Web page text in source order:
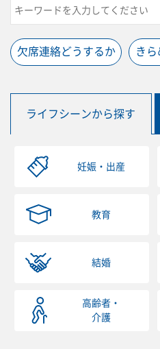
欠席連絡どうするか き
ライフシーンから探す
妊娠・出産
教育
結婚
高齢者・
介護